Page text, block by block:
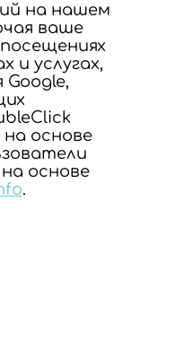
на нашем
ваше
и услугах,
основе
основе
.